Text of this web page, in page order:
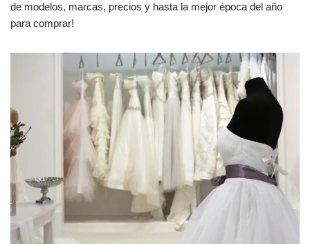
de modelos, marcas, precios y hasta la mejor época del año
para comprar!